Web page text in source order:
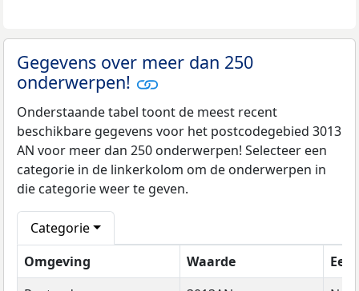
Gegevens over meer dan 250
onderwerpen!
Onderstaande tabel toont de meest recent
beschikbare gegevens voor het postcodegebied 3013
AN voor meer dan 250 onderwerpen! Selecteer een
categorie in de linkerkolom om de onderwerpen in
die categorie weer te geven.
Categorie
Omgeving
Waarde